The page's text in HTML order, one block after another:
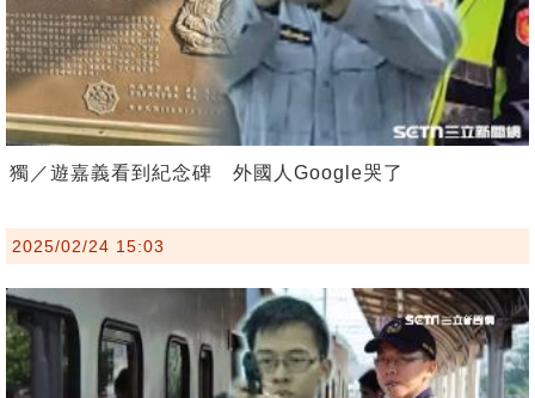
獨／遊嘉義看到紀念碑 外國人Google哭了
2025/02/24 15:03